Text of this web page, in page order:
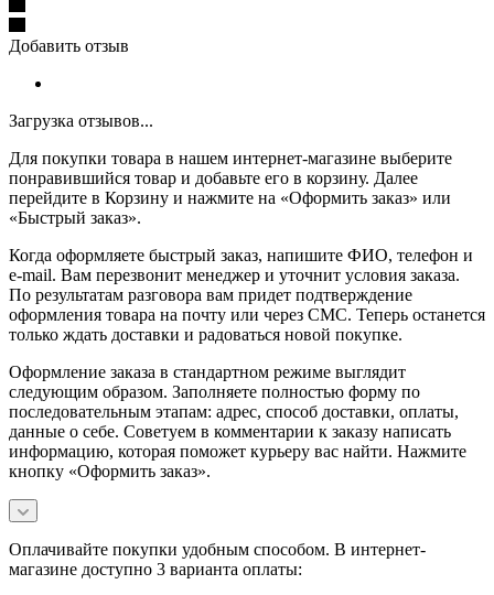
Добавить отзыв
Загрузка отзывов...
Для покупки товара в нашем интернет-магазине выберите
понравившийся товар и добавьте его в корзину. Далее
перейдите в Корзину и нажмите на «Оформить заказ» или
«Быстрый заказ».
Когда оформляете быстрый заказ, напишите ФИО, телефон и
e-mail. Вам перезвонит менеджер и уточнит условия заказа.
По результатам разговора вам придет подтверждение
оформления товара на почту или через СМС. Теперь останется
только ждать доставки и радоваться новой покупке.
Оформление заказа в стандартном режиме выглядит
следующим образом. Заполняете полностью форму по
последовательным этапам: адрес, способ доставки, оплаты,
данные о себе. Советуем в комментарии к заказу написать
информацию, которая поможет курьеру вас найти. Нажмите
кнопку «Оформить заказ».
Оплачивайте покупки удобным способом. В интернет-
магазине доступно 3 варианта оплаты: